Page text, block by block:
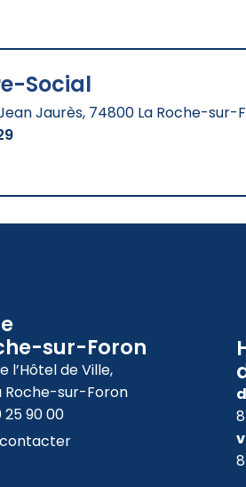
Social
Jaurès, 74800 La Roche-sur-
sur-Foron
l’Hôtel de Ville,
Roche-sur-Foron
90 00
contacter